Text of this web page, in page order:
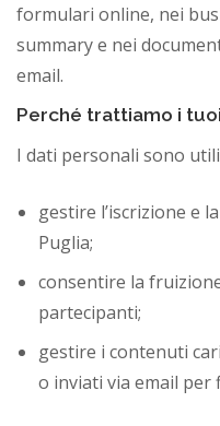
formulari online, nei
summary e nei
email.
Perché trattiamo i
I dati personali sono
gestire l’iscrizione e
Puglia;
consentire la
partecipanti;
gestire i contenuti
o inviati via email per